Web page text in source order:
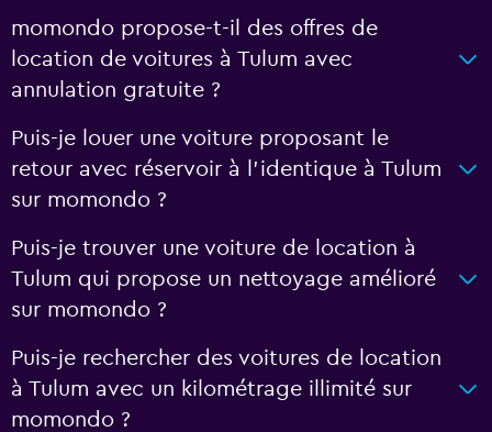
momondo propose-t-il des offres de
location de voitures à Tulum avec
annulation gratuite ?
Puis-je louer une voiture proposant le
retour avec réservoir à l’identique à Tulum
sur momondo ?
Puis-je trouver une voiture de location à
Tulum qui propose un nettoyage amélioré
sur momondo ?
Puis-je rechercher des voitures de location
à Tulum avec un kilométrage illimité sur
momondo ?